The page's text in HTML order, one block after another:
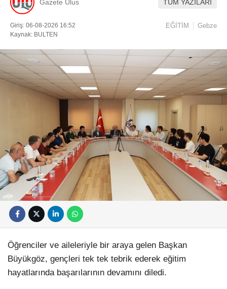
Gazete Ulus TÜM YAZILARI
Giriş: 06-08-2026 16:52
Kaynak: BULTEN
EĞİTİM Gebze
Öğrenciler ve aileleriyle bir araya gelen Başkan
Büyükgöz, gençleri tek tek tebrik ederek eğitim
hayatlarında başarılarının devamını diledi.